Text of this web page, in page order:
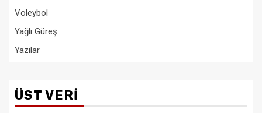
Voleybol
Yağlı Güreş
Yazılar
ÜST VERI